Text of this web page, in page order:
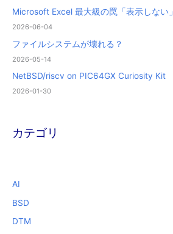
Microsoft Excel 最大級の罠「表示しない」
2026-06-04
ファイルシステムが壊れる？
2026-05-14
NetBSD/riscv on PIC64GX Curiosity Kit
2026-01-30
カテゴリ
AI
BSD
DTM